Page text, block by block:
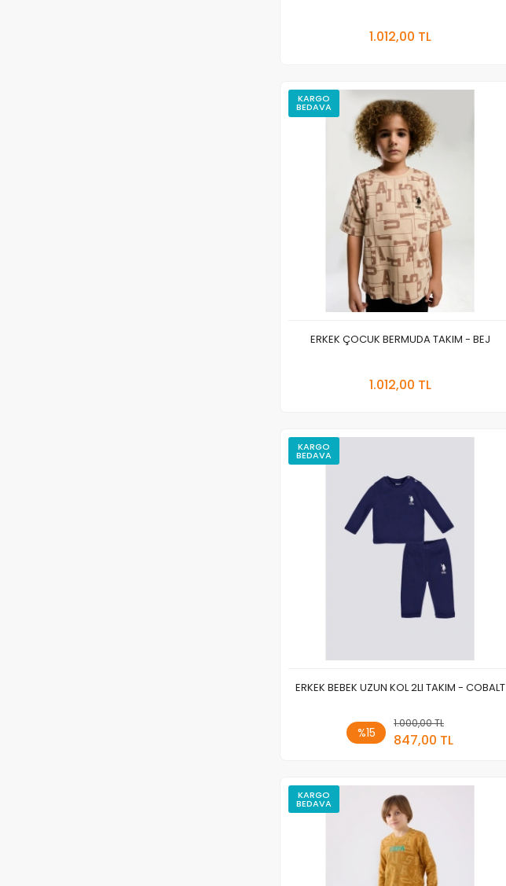
1.012,00 TL
KARGO
BEDAVA
ERKEK ÇOCUK BERMUDA TAKIM - BEJ
1.012,00 TL
KARGO
BEDAVA
ERKEK BEBEK UZUN KOL 2LI TAKIM - COBALT
%15
1.000,00 TL
847,00 TL
Sepete Ekle
KARGO
BEDAVA